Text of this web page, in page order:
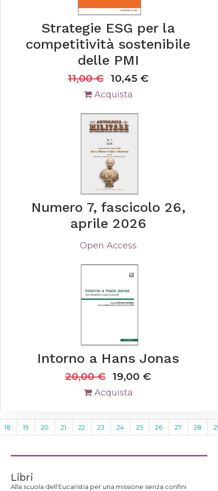
Strategie ESG per la
competitività sostenibile
delle PMI
11,00€ 10,45 €
Acquista
Numero 7, fascicolo 26,
aprile 2026
Open Access
Intorno a Hans Jonas
20,00€ 19,00 €
Acquista
18 19 20 21 22 23 24 25 26 27 28
Libri
Alla scuola dell'Eucaristia per una missione senza confini